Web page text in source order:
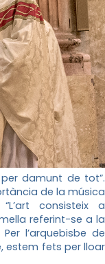
damunt de tot”.
de la música
consisteix a
referint-se a la
l’arquebisbe de
estem fets per lloar